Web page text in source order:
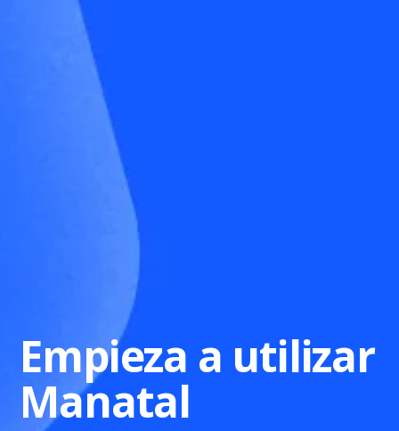
Empieza a utilizar
Manatal